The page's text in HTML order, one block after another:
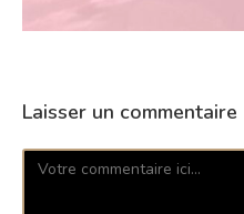
Laisser un commentaire